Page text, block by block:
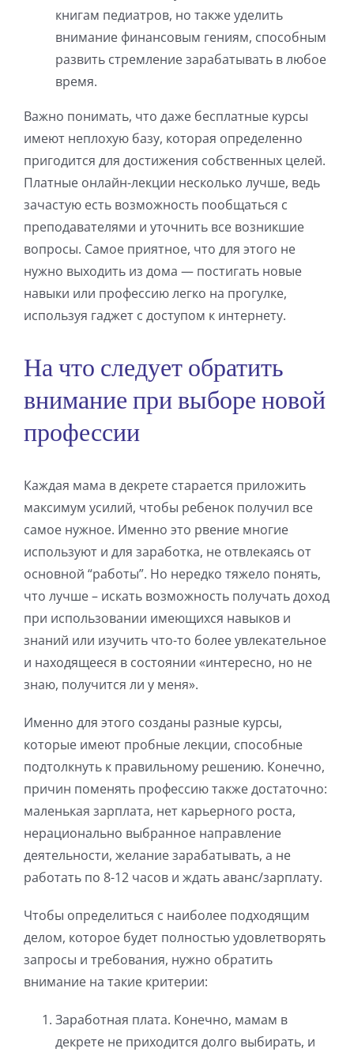
книгам педиатров, но также уделить
внимание финансовым гениям, способным
развить стремление зарабатывать в любое
время.
Важно понимать, что даже бесплатные курсы
имеют неплохую базу, которая определенно
пригодится для достижения собственных целей.
Платные онлайн-лекции несколько лучше, ведь
зачастую есть возможность пообщаться с
преподавателями и уточнить все возникшие
вопросы. Самое приятное, что для этого не
нужно выходить из дома — постигать новые
навыки или профессию легко на прогулке,
используя гаджет с доступом к интернету.
На что следует обратить
внимание при выборе новой
профессии
Каждая мама в декрете старается приложить
максимум усилий, чтобы ребенок получил все
самое нужное. Именно это рвение многие
используют и для заработка, не отвлекаясь от
основной “работы”. Но нередко тяжело понять,
что лучше – искать возможность получать доход
при использовании имеющихся навыков и
знаний или изучить что-то более увлекательное
и находящееся в состоянии «интересно, но не
знаю, получится ли у меня».
Именно для этого созданы разные курсы,
которые имеют пробные лекции, способные
подтолкнуть к правильному решению. Конечно,
причин поменять профессию также достаточно:
маленькая зарплата, нет карьерного роста,
нерационально выбранное направление
деятельности, желание зарабатывать, а не
работать по 8-12 часов и ждать аванс/зарплату.
Чтобы определиться с наиболее подходящим
делом, которое будет полностью удовлетворять
запросы и требования, нужно обратить
внимание на такие критерии:
Заработная плата. Конечно, мамам в
декрете не приходится долго выбирать, и